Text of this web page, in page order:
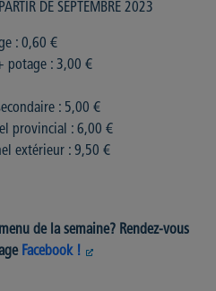
DE SEPTEMBRE 2023
: 0,60 €
potage : 3,00 €
: 5,00 €
provincial : 6,00 €
extérieur : 9,50 €
de la semaine? Rendez-vous
Facebook !